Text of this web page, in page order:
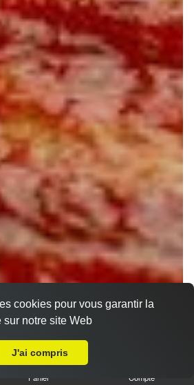
Panier Compte
cookies pour vous garantir la
notre site Web
J'ai compris